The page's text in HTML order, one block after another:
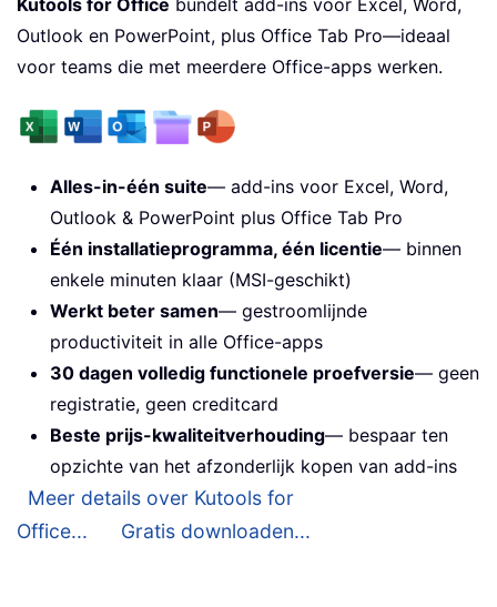
Kutools for Office bundelt add-ins voor Excel, Word,
Outlook en PowerPoint, plus Office Tab Pro—ideaal
voor teams die met meerdere Office-apps werken.
Alles-in-één suite— add-ins voor Excel, Word,
Outlook & PowerPoint plus Office Tab Pro
Één installatieprogramma, één licentie— binnen
enkele minuten klaar (MSI-geschikt)
Werkt beter samen— gestroomlijnde
productiviteit in alle Office-apps
30 dagen volledig functionele proefversie— geen
registratie, geen creditcard
Beste prijs-kwaliteitverhouding— bespaar ten
opzichte van het afzonderlijk kopen van add-ins
Meer details over Kutools for
Office...
Gratis downloaden...